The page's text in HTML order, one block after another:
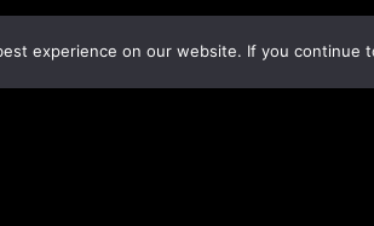
experience on our website. If you continue